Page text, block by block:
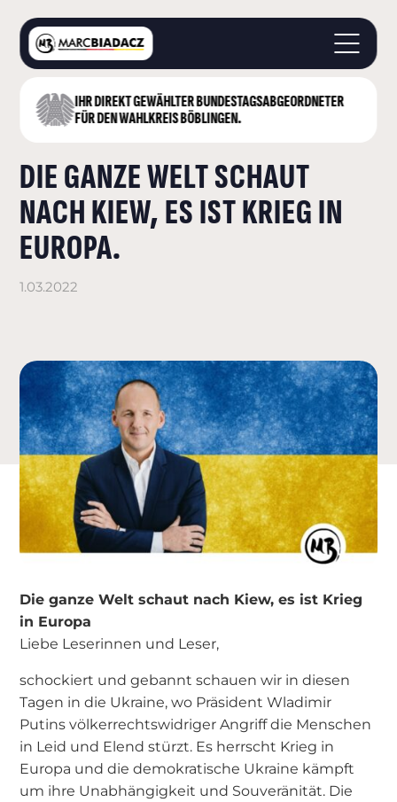
IHR DIREKT GEWÄHLTER BUNDESTAGS­ABGEORDNETER
FÜR DEN WAHLKREIS BÖBLINGEN.
STARTSEITE
LANDKREIS BÖBLINGEN
DEUTSCHER BUNDESTAG
AKTUELLES
DIE GANZE WELT SCHAUT
NACH KIEW, ES IST KRIEG IN
EUROPA.
1.03.2022
Die ganze Welt schaut nach Kiew, es ist Krieg
in Europa
Liebe Leserinnen und Leser,
schockiert und gebannt schauen wir in diesen
Tagen in die Ukraine, wo Präsident Wladimir
Putins völkerrechtswidriger Angriff die Menschen
in Leid und Elend stürzt. Es herrscht Krieg in
Europa und die demokratische Ukraine kämpft
um ihre Unabhängigkeit und Souveränität. Die